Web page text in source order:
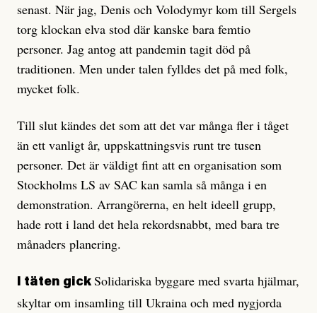
senast. När jag, Denis och Volodymyr kom till Sergels
torg klockan elva stod där kanske bara femtio
personer. Jag antog att pandemin tagit död på
traditionen. Men under talen fylldes det på med folk,
mycket folk.
Till slut kändes det som att det var många fler i tåget
än ett vanligt år, uppskattningsvis runt tre tusen
personer. Det är väldigt fint att en organisation som
Stockholms LS av SAC kan samla så många i en
demonstration. Arrangörerna, en helt ideell grupp,
hade rott i land det hela rekordsnabbt, med bara tre
månaders planering.
I täten gick Solidariska byggare med svarta hjälmar,
skyltar om insamling till Ukraina och med nygjorda